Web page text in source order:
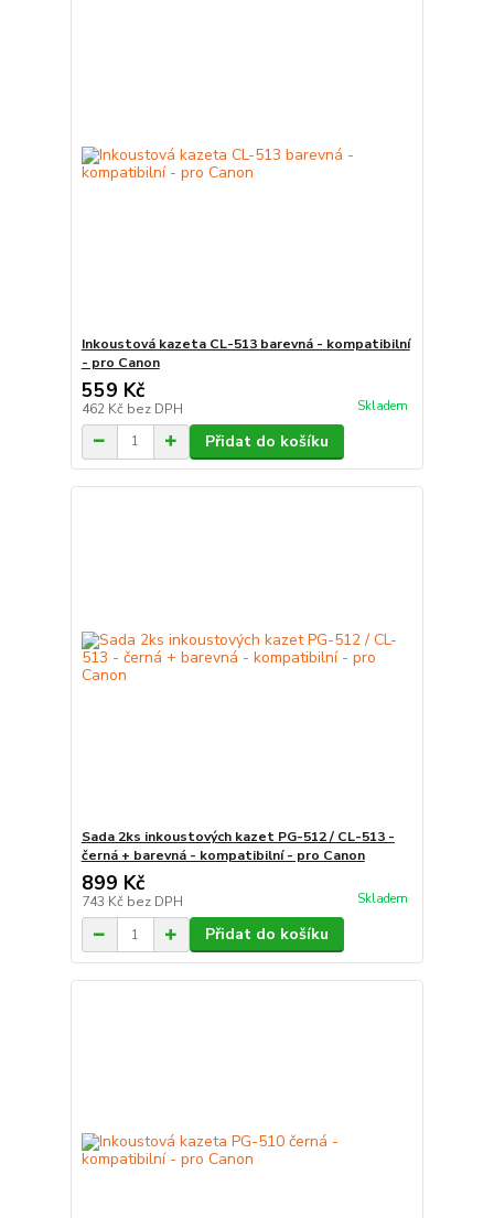
Inkoustová kazeta CL-513 barevná - kompatibilní
- pro Canon
559 Kč
462 Kč bez DPH Skladem
Přidat do košíku
Sada 2ks inkoustových kazet PG-512 / CL-513 -
černá + barevná - kompatibilní - pro Canon
899 Kč
743 Kč bez DPH Skladem
Přidat do košíku